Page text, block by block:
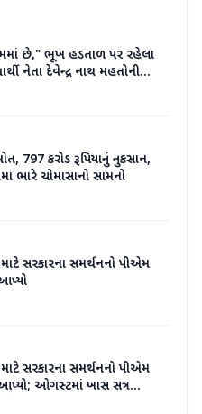
છે," ભૂખ હડતાળ પર રહેલા
નેતા દેવેન્દ્ર નાથ મહતોની
797 કરોડ રૂપિયાનું નુકસાન,
ભારે ચોમાસાનો સામનો
સરકારના સમર્થનનો પીએમ
સરકારના સમર્થનનો પીએમ
ઓગસ્ટમાં ખાસ સત્ર
- સૂત્રો